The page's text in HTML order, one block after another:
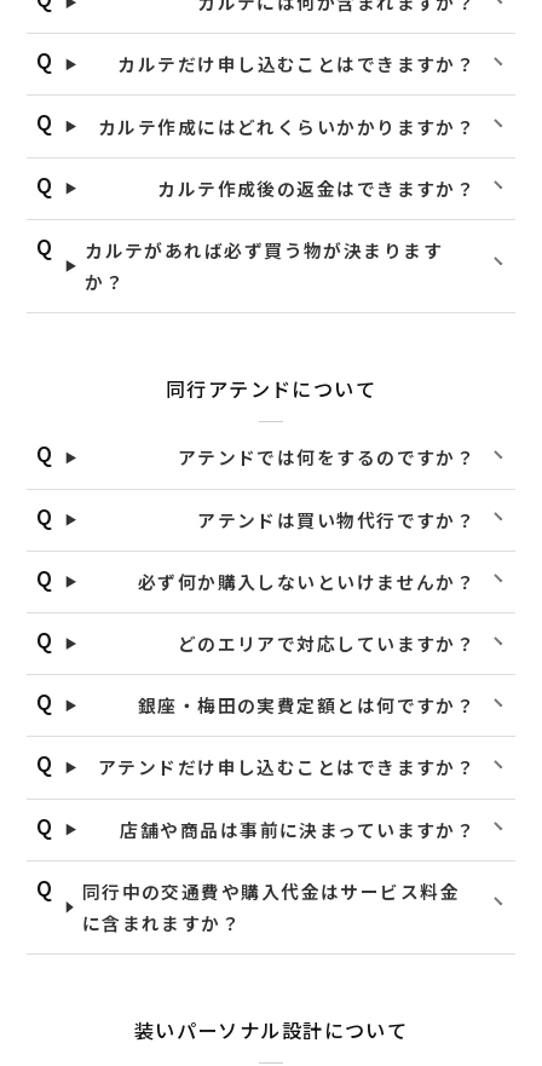
カルテだけ申し込むことはできますか？
カルテ作成にはどれくらいかかりますか？
カルテ作成後の返金はできますか？
カルテがあれば必ず買う物が決まります
か？
同行アテンドについて
アテンドでは何をするのですか？
アテンドは買い物代行ですか？
必ず何か購入しないといけませんか？
どのエリアで対応していますか？
銀座・梅田の実費定額とは何ですか？
アテンドだけ申し込むことはできますか？
店舗や商品は事前に決まっていますか？
同行中の交通費や購入代金はサービス料金
に含まれますか？
装いパーソナル設計について